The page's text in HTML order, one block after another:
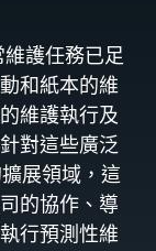
護任務已足
和紙本的維
維護執行及
對這些廣泛
展領域，這
的協作、導
行預測性維